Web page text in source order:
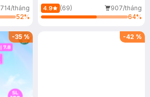
714/tháng
52%
(Mới)
4.9 (69)
907/tháng
64%
-35% -42 %